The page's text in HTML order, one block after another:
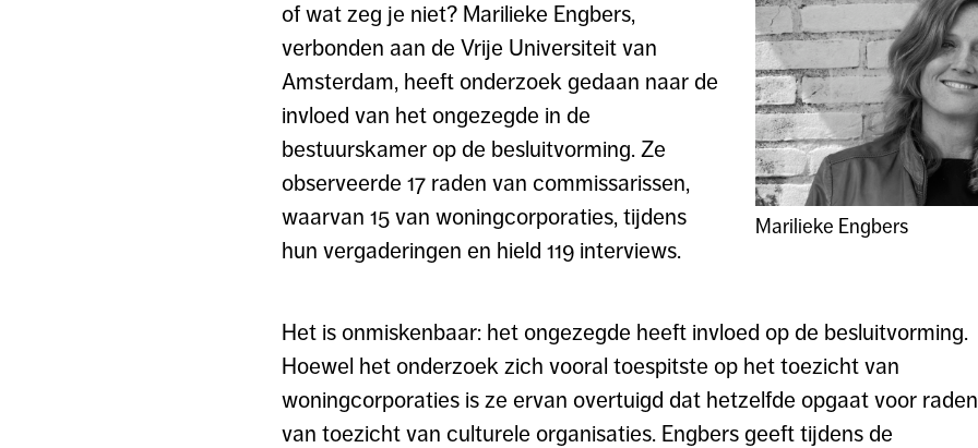
Marilieke Engbers
of wat zeg je niet? Marilieke Engbers,
verbonden aan de Vrije Universiteit van
Amsterdam, heeft onderzoek gedaan naar de
invloed van het ongezegde in de
bestuurskamer op de besluitvorming. Ze
observeerde 17 raden van commissarissen,
waarvan 15 van woningcorporaties, tijdens
hun vergaderingen en hield 119 interviews.
Het is onmiskenbaar: het ongezegde heeft invloed op de besluitvorming.
Hoewel het onderzoek zich vooral toespitste op het toezicht van
woningcorporaties is ze ervan overtuigd dat hetzelfde opgaat voor raden
van toezicht van culturele organisaties. Engbers geeft tijdens de